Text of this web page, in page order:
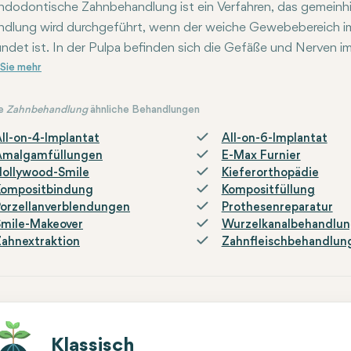
Zahnbehandlung ist ein Verfahren, das
wird durchgeführt, wenn der weiche Gewebebereich
ist. In der Pulpa befinden sich die Gefäße und Nerven
endodontischen Zahnbehandlung ist es, das Innere des
Reinigung wird der Zahn mit einem sterilen Material
Zahnbehandlung wird in der Regel
Zahnbehandlungähnliche Behandlungen
on-4-Implantat All-on-6-Implantat
E-Max Furnier
Smile
Kieferorthopädie
Kompositfüllung
Prothesenreparatur
Makeover
Klassisch